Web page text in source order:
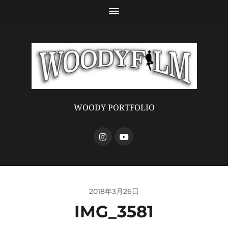
WOODY PORTFOLIO
2018年3月26日
IMG_3581